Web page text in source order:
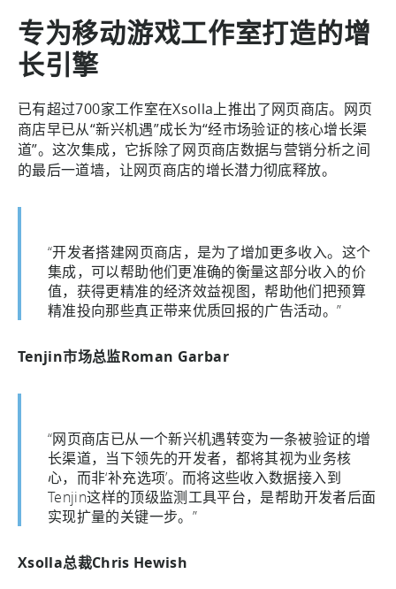
专为移动游戏工作室打造的增
长引擎
已有超过700家工作室在Xsolla上推出了网页商店。网页
商店早已从“新兴机遇”成长为“经市场验证的核心增长渠
道”。这次集成，它拆除了网页商店数据与营销分析之间
的最后一道墙，让网页商店的增长潜力彻底释放。
“开发者搭建网页商店，是为了增加更多收入。这个
集成，可以帮助他们更准确的衡量这部分收入的价
值，获得更精准的经济效益视图，帮助他们把预算
精准投向那些真正带来优质回报的广告活动。”
Tenjin市场总监Roman Garbar
“网页商店已从一个新兴机遇转变为一条被验证的增
长渠道，当下领先的开发者，都将其视为业务核
心，而非‘补充选项’。而将这些收入数据接入到
Tenjin这样的顶级监测工具平台，是帮助开发者后面
实现扩量的关键一步。”
Xsolla总裁Chris Hewish